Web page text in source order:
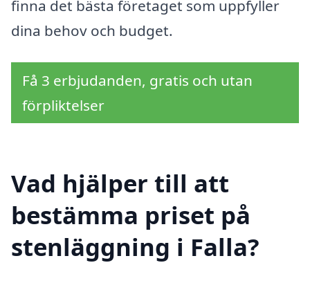
finna det bästa företaget som uppfyller
dina behov och budget.
Få 3 erbjudanden, gratis och utan
förpliktelser
Vad hjälper till att
bestämma priset på
stenläggning i Falla?